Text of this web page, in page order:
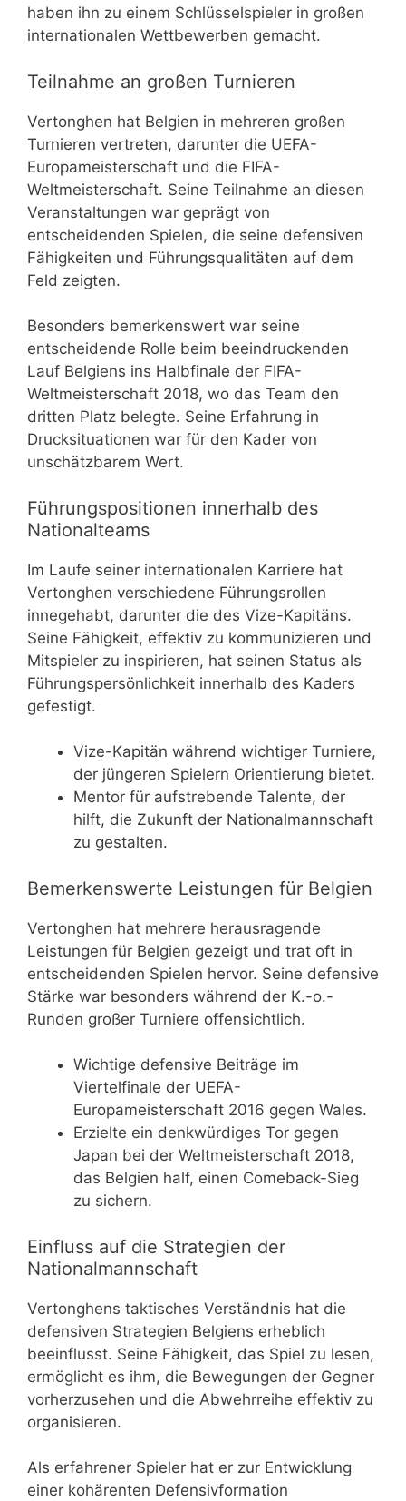
haben ihn zu einem Schlüsselspieler in großen
internationalen Wettbewerben gemacht.
Teilnahme an großen Turnieren
Vertonghen hat Belgien in mehreren großen
Turnieren vertreten, darunter die UEFA-
Europameisterschaft und die FIFA-
Weltmeisterschaft. Seine Teilnahme an diesen
Veranstaltungen war geprägt von
entscheidenden Spielen, die seine defensiven
Fähigkeiten und Führungsqualitäten auf dem
Feld zeigten.
Besonders bemerkenswert war seine
entscheidende Rolle beim beeindruckenden
Lauf Belgiens ins Halbfinale der FIFA-
Weltmeisterschaft 2018, wo das Team den
dritten Platz belegte. Seine Erfahrung in
Drucksituationen war für den Kader von
unschätzbarem Wert.
Führungspositionen innerhalb des
Nationalteams
Im Laufe seiner internationalen Karriere hat
Vertonghen verschiedene Führungsrollen
innegehabt, darunter die des Vize-Kapitäns.
Seine Fähigkeit, effektiv zu kommunizieren und
Mitspieler zu inspirieren, hat seinen Status als
Führungspersönlichkeit innerhalb des Kaders
gefestigt.
Vize-Kapitän während wichtiger Turniere,
der jüngeren Spielern Orientierung bietet.
Mentor für aufstrebende Talente, der
hilft, die Zukunft der Nationalmannschaft
zu gestalten.
Bemerkenswerte Leistungen für Belgien
Vertonghen hat mehrere herausragende
Leistungen für Belgien gezeigt und trat oft in
entscheidenden Spielen hervor. Seine defensive
Stärke war besonders während der K.-o.-
Runden großer Turniere offensichtlich.
Wichtige defensive Beiträge im
Viertelfinale der UEFA-
Europameisterschaft 2016 gegen Wales.
Erzielte ein denkwürdiges Tor gegen
Japan bei der Weltmeisterschaft 2018,
das Belgien half, einen Comeback-Sieg
zu sichern.
Einfluss auf die Strategien der
Nationalmannschaft
Vertonghens taktisches Verständnis hat die
defensiven Strategien Belgiens erheblich
beeinflusst. Seine Fähigkeit, das Spiel zu lesen,
ermöglicht es ihm, die Bewegungen der Gegner
vorherzusehen und die Abwehrreihe effektiv zu
organisieren.
Als erfahrener Spieler hat er zur Entwicklung
einer kohärenten Defensivformation